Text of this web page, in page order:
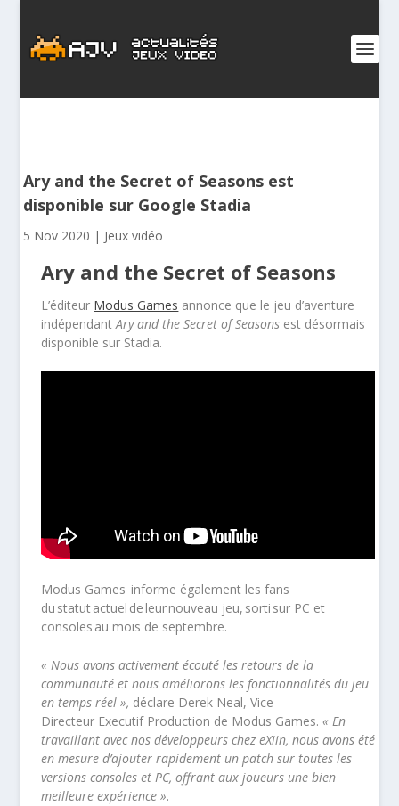
Ary and the Secret of Seasons est
disponible sur Google Stadia
5 Nov 2020 | Jeux vidéo
Ary and the Secret of Seasons
L’éditeur Modus Games annonce que le jeu d’aventure
indépendantAry and the Secret of Seasons est désormais
disponible sur Stadia.
Modus Games informe également les fans
du statut actuel de leurnouveau jeu, sorti sur PC et
consoles au mois de septembre.
« Nous avons activement écouté les retours de la
communauté et nous améliorons les fonctionnalités du jeu
en temps réel », déclare Derek Neal, Vice-
Directeur Executif Production de Modus Games.« En
travaillant avec nos développeurs chezeXiin, nous avons été
en mesure d’ajouter rapidement un patch sur toutes les
versions consoles et PC, offrant aux joueurs une bien
meilleure expérience ».